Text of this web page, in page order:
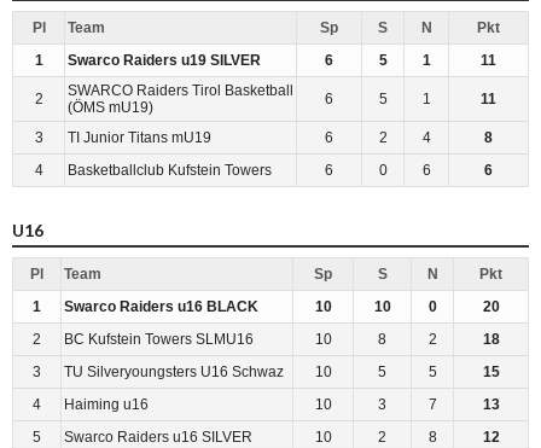
Pl Team Sp S N
Pkt
1
Swarco Raiders u19 SILVER 6 5 1 11
2
SWARCO Raiders Tirol Basketball
(ÖMS mU19)
6 5 1 11
3 TI Junior Titans mU19 6 2 4
8
4
Basketballclub Kufstein Towers 6 0 6 6
U16
Pl Team Sp S N
Pkt
1
Swarco Raiders u16 BLACK 10 10 0
20
2
BC Kufstein Towers SLMU16 10 8 2
18
3
TU Silveryoungsters U16 Schwaz 10 5 5
15
4
Haiming u16 10 3 7
13
5
Swarco Raiders u16 SILVER 10 2 8
12